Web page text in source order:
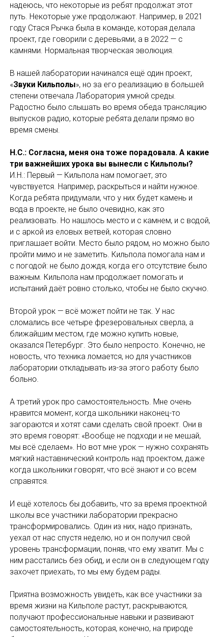
надеюсь, что некоторые из ребят продолжат этот
путь. Некоторые уже продолжают. Например, в 2021
году Стася Рычка была в команде, которая делала
проект, где говорили с деревьями, а в 2022 — с
камнями. Нормальная творческая эволюция.
В нашей лаборатории начинался ещё один проект,
«Звуки Кильполы», но за его реализацию в большей
степени отвечала Лаборатория умной среды.
Радостно было слышать во время обеда трансляцию
выпусков радио, которые ребята делали прямо во
время смены.
Н.С.: Согласна, меня она тоже порадовала. А какие
три важнейших урока вы вынесли с Кильполы?
И.Н.: Первый — Кильпола нам помогает, это
чувствуется. Например, раскрыться и найти нужное.
Когда ребята придумали, что у них будет камень и
вода в проекте, не было очевидно, как это
реализовать. Но нашлось место и с камнем, и с водой,
и с аркой из еловых ветвей, которая словно
приглашает войти. Место было рядом, но можно было
пройти мимо и не заметить. Кильпола помогала нам и
с погодой: не было дождя, когда его отсутствие было
важным. Кильпола нам продолжает помогать и
испытаний даёт ровно столько, чтобы не было скучно.
Второй урок — всё может пойти не так. У нас
сломались все четыре фрезеровальных сверла, а
ближайшим местом, где можно купить новые,
оказался Петербург. Это было непросто. Конечно, не
новость, что техника ломается, но для участников
лаборатории откладывать из-за этого работу было
больно.
А третий урок про самостоятельность. Мне очень
нравится момент, когда школьники наконец-то
загораются и хотят сами сделать свой проект. Они в
это время говорят: «Вообще не подходи и не мешай,
мы всё сделаем». Но вот мне урок — нужно сохранять
мягкий наставнический контроль над проектом, даже
когда школьники говорят, что всё знают и со всем
справятся.
И ещё хотелось бы добавить, что за время проектной
школы все участники лаборатории прекрасно
трансформировались. Один из них, надо признать,
уехал от нас спустя неделю, но и он получил свой
уровень трансформации, поняв, что ему хватит. Мы с
ним расстались без обид, и если он в следующем году
захочет приехать, то мы ему будем рады.
Приятна возможность увидеть, как все участники за
время жизни на Кильполе растут, раскрываются,
получают профессиональные навыки и развивают
самостоятельность, которая, конечно, на природе